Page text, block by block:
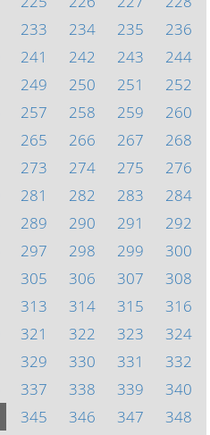
233 234 235
236
241 242 243
244
249 250 251
252
257 258 259
260
265 266 267
268
273 274 275
276
281 282 283
284
289 290 291
292
297 298 299
300
305 306 307
308
313 314 315
316
321 322 323
324
329 330 331
332
337 338 339
340
345 346 347
348